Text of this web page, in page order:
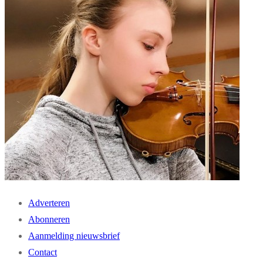
Adverteren
Abonneren
Aanmelding nieuwsbrief
Contact